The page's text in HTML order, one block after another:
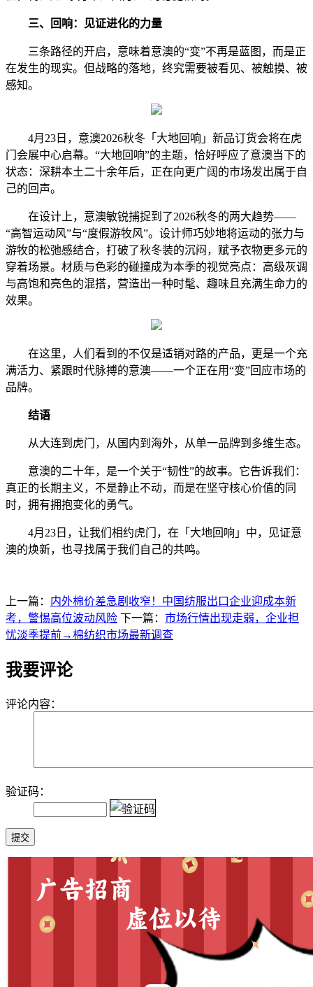
三、回响：见证进化的力量
三条路径的开启，意味着意澳的“变”不再是蓝图，而是正
在发生的现实。但战略的落地，终究需要被看见、被触摸、被
感知。
4月23日，意澳2026秋冬「大地回响」新品订货会将在虎
门会展中心启幕。“大地回响”的主题，恰好呼应了意澳当下的
状态：深耕本土二十余年后，正在向更广阔的市场发出属于自
己的回声。
在设计上，意澳敏锐捕捉到了2026秋冬的两大趋势——
“高智运动风”与“度假游牧风”。设计师巧妙地将运动的张力与
游牧的松弛感结合，打破了秋冬装的沉闷，赋予衣物更多元的
穿着场景。材质与色彩的碰撞成为本季的视觉亮点：高级灰调
与高饱和亮色的混搭，营造出一种时髦、趣味且充满生命力的
效果。
在这里，人们看到的不仅是适销对路的产品，更是一个充
满活力、紧跟时代脉搏的意澳——一个正在用“变”回应市场的
品牌。
结语
从大连到虎门，从国内到海外，从单一品牌到多维生态。
意澳的二十年，是一个关于“韧性”的故事。它告诉我们：
真正的长期主义，不是静止不动，而是在坚守核心价值的同
时，拥有拥抱变化的勇气。
4月23日，让我们相约虎门，在「大地回响」中，见证意
澳的焕新，也寻找属于我们自己的共鸣。
上一篇： 内外棉价差急剧收窄！中国纺服出口企业迎成本新
考，警惕高位波动风险 下一篇： 市场行情出现走弱，企业担
忧淡季提前→棉纺织市场最新调查
我要评论
评论内容：
验证码：